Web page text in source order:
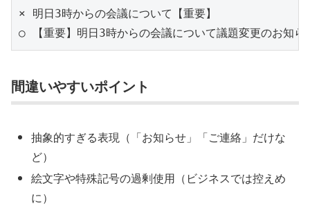
× 明日3時からの会議について【重要】
間違いやすいポイント
抽象的すぎる表現（「お知らせ」「ご連絡」だけな
ど）
絵文字や特殊記号の過剰使用（ビジネスでは控えめ
に）